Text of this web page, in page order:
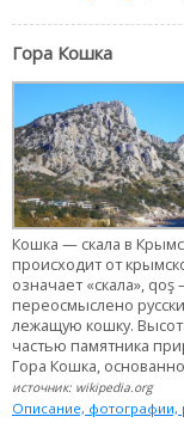
Гора Кошка
Кошка — скала в
происходит от
означает «скала»,
переосмыслено
лежащую кошку.
частью памятника
Гора Кошка,
источник: wikipedia.org
Описание, фотографии,